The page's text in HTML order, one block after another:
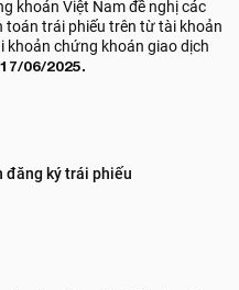
khoán Việt Nam đề nghị các
toán trái phiếu trên từ tài khoản
khoản chứng khoán giao dịch
17/06/2025.
đăng ký trái phiếu